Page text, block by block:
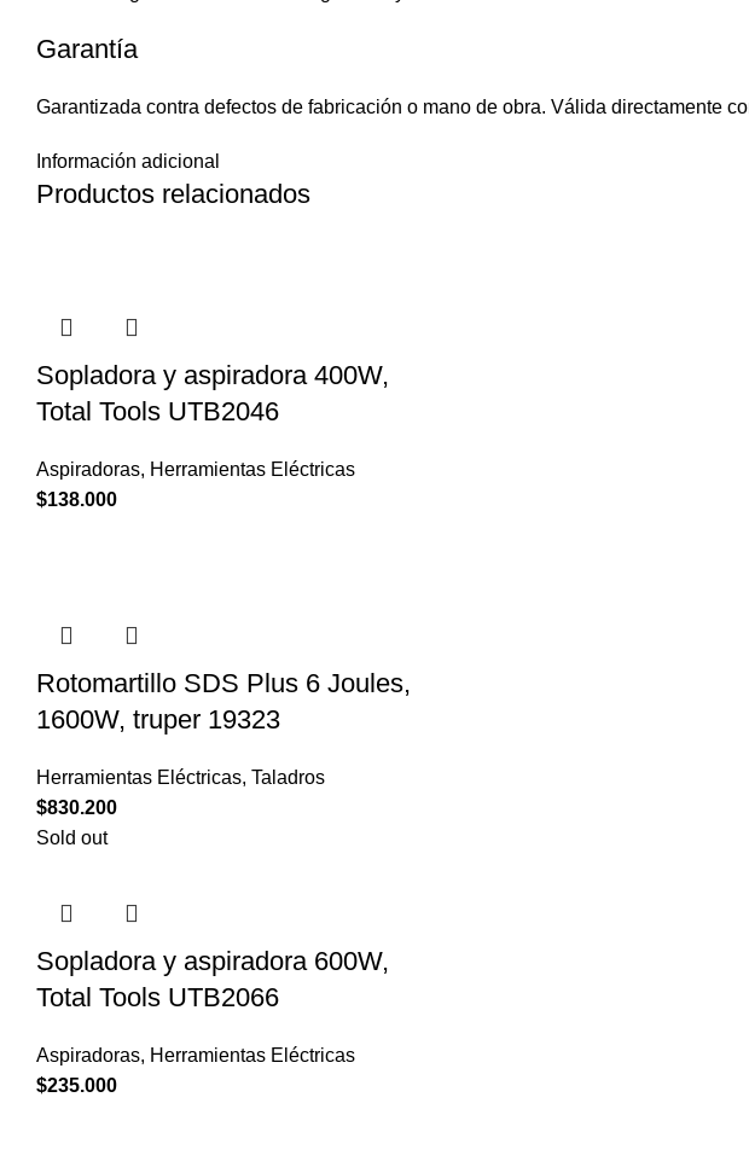
Garantía
Garantizada contra defectos de fabricación o mano de obra. Válida directamente
Información adicional
Productos relacionados
Sopladora y aspiradora 400W,
Total Tools UTB2046
Aspiradoras, Herramientas Eléctricas
$138.000
Rotomartillo SDS Plus 6 Joules,
1600W, truper 19323
Herramientas Eléctricas, Taladros
$830.200
Sold out
Sopladora y aspiradora 600W,
Total Tools UTB2066
Aspiradoras, Herramientas Eléctricas
$235.000